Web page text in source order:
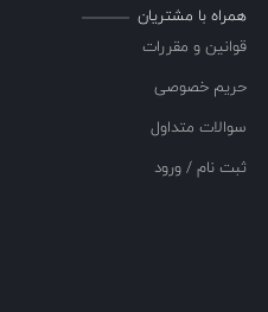
همراه با مشتریان
قوانین و مقررات
حریم خصوصی
سوالات متداول
ثبت نام / ورود